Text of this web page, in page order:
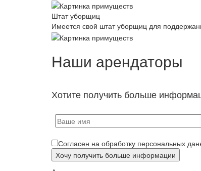
Штат уборщиц
Имеется свой штат уборщиц для
Наши арендаторы
Хотите получить больше
Согласен на обработку персональных